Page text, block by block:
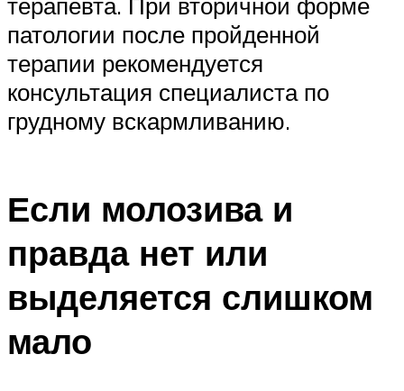
патологии после пройденной
терапии рекомендуется
консультация специалиста по
грудному вскармливанию.
Если молозива и
правда нет или
выделяется слишком
мало